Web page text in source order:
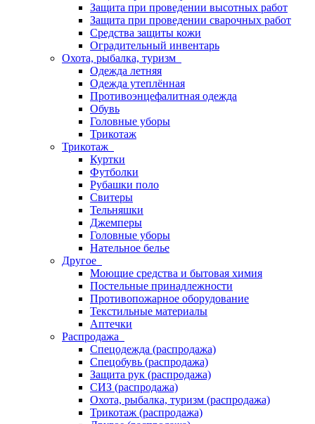
Защита при проведении высотных работ
Защита при проведении сварочных работ
Средства защиты кожи
Оградительный инвентарь
Охота, рыбалка, туризм
Одежда летняя
Одежда утеплённая
Противоэнцефалитная одежда
Обувь
Головные уборы
Трикотаж
Трикотаж
Куртки
Футболки
Рубашки поло
Свитеры
Тельняшки
Джемперы
Головные уборы
Нательное белье
Другое
Моющие средства и бытовая химия
Постельные принадлежности
Противопожарное оборудование
Текстильные материалы
Аптечки
Распродажа
Спецодежда (распродажа)
Спецобувь (распродажа)
Защита рук (распродажа)
СИЗ (распродажа)
Охота, рыбалка, туризм (распродажа)
Трикотаж (распродажа)